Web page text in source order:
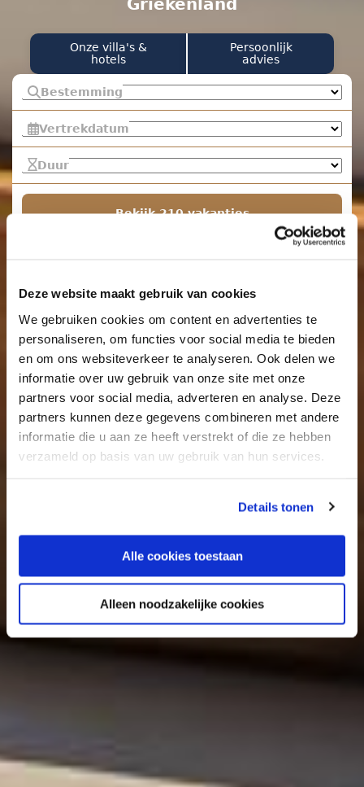
Deze website maakt gebruik van cookies
We gebruiken cookies om content en advertenties te
personaliseren, om functies voor social media te bieden
en om ons websiteverkeer te analyseren. Ook delen we
informatie over uw gebruik van onze site met onze
partners voor social media, adverteren en analyse. Deze
partners kunnen deze gegevens combineren met andere
informatie die u aan ze heeft verstrekt of die ze hebben
verzameld op basis van uw gebruik van hun services.
Details tonen
Alle cookies toestaan
Alleen noodzakelijke cookies
Griekenland
Onze villa's &
hotels
Persoonlijk
advies
Bestemming
Vertrekdatum
Duur
Bekijk 210 vakanties